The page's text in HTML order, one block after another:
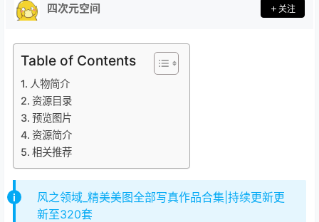
四次元空间 关注
Table of Contents
人物简介
资源目录
预览图片
资源简介
相关推荐
风之领域_精美美图全部写真作品合集|持续更新更
新至320套